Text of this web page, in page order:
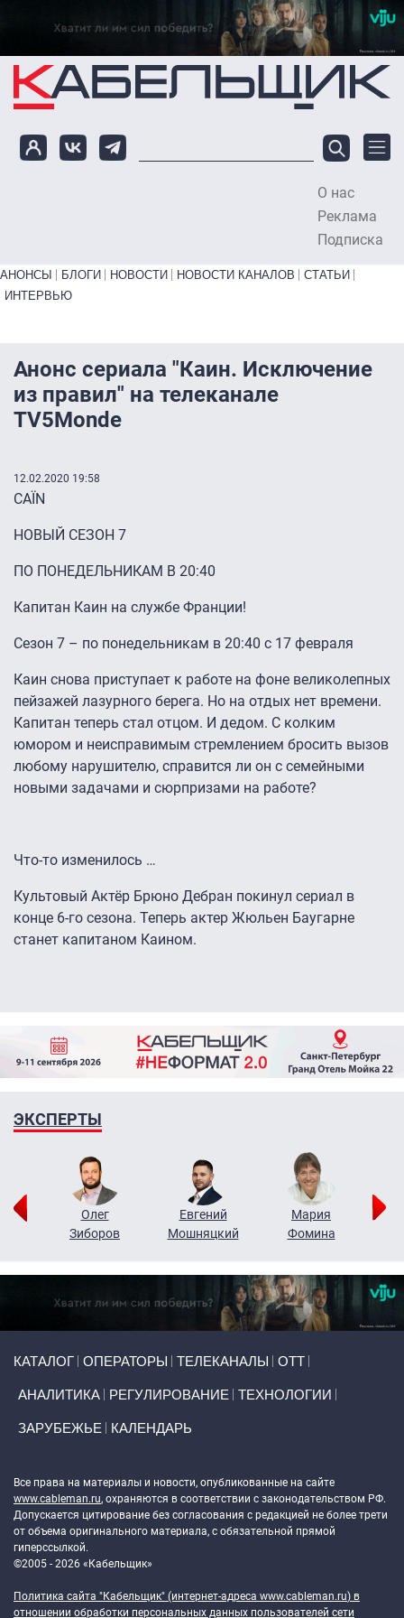
Перейти к основному содержанию
О нас
Реклама
Подписка
Primary links bottom
АНОНСЫ БЛОГИ НОВОСТИ НОВОСТИ КАНАЛОВ
СТАТЬИ
ИНТЕРВЬЮ
Анонс сериала "Каин. Исключение
из правил" на телеканале
TV5Monde
12.02.2020 19:58
CAÏN
НОВЫЙ СЕЗОН 7
ПО ПОНЕДЕЛЬНИКАМ В 20:40
Капитан Каин на службе Франции!
Сезон 7 – по понедельникам в 20:40 с 17 февраля
Каин снова приступает к работе на фоне великолепных
пейзажей лазурного берега. Но на отдых нет времени.
Капитан теперь стал отцом. И дедом. С колким
юмором и неисправимым стремлением бросить вызов
любому нарушителю, справится ли он с семейными
новыми задачами и сюрпризами на работе?
Что-то изменилось …
Культовый Актёр Брюно Дебран покинул сериал в
конце 6-го сезона. Теперь актер Жюльен Баугарне
станет капитаном Каином.
ЭКСПЕРТЫ
Олег
Зиборов
Евгений
Мошняцкий
Мария
Фомина
КАТАЛОГ ОПЕРАТОРЫ ТЕЛЕКАНАЛЫ ОТТ
АНАЛИТИКА РЕГУЛИРОВАНИЕ ТЕХНОЛОГИИ
ЗАРУБЕЖЬЕ КАЛЕНДАРЬ
Все права на материалы и новости, опубликованные на сайте
www.cableman.ru, охраняются в соответствии с законодательством РФ.
Допускается цитирование без согласования с редакцией не более трети
от объема оригинального материала, с обязательной прямой
гиперссылкой.
©2005 - 2026 «Кабельщик»
Политика сайта "Кабельщик" (интернет-адреса www.cableman.ru) в
отношении обработки персональных данных пользователей сети